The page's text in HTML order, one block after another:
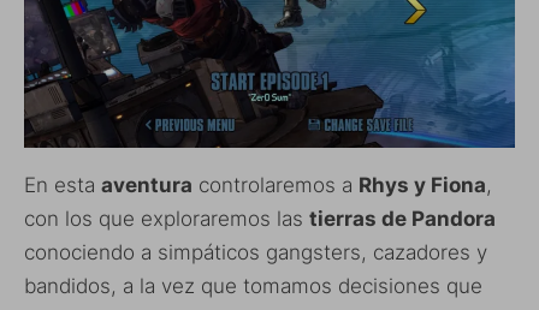
En esta aventura controlaremos a Rhys y Fiona,
con los que exploraremos las tierras de Pandora
conociendo a simpáticos gangsters, cazadores y
bandidos, a la vez que tomamos decisiones que